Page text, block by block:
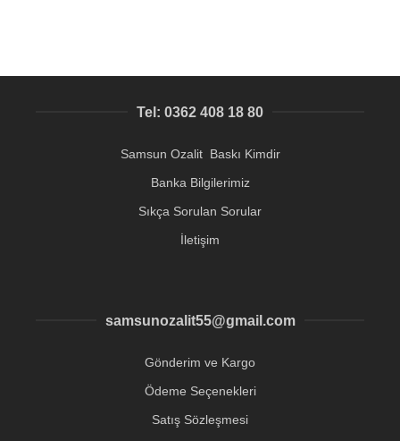
Tel: 0362 408 18 80
Samsun Ozalit Baskı Kimdir
Banka Bilgilerimiz
Sıkça Sorulan Sorular
İletişim
samsunozalit55@gmail.com
Gönderim ve Kargo
Ödeme Seçenekleri
Satış Sözleşmesi